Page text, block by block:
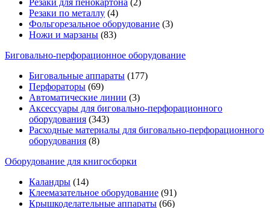
Резаки для пенокартона (2)
Резаки по металлу (4)
Фольгорезальное оборудование (3)
Ножи и марзаны (83)
Биговально-перфорационное оборудование
Биговальные аппараты (177)
Перфораторы (69)
Автоматические линии (3)
Аксессуары для биговально-перфорационного
оборудования (343)
Расходные материалы для биговально-перфорационного
оборудования (8)
Оборудование для книгосборки
Каландры (14)
Клеемазательное оборудование (91)
Крышкоделательные аппараты (66)